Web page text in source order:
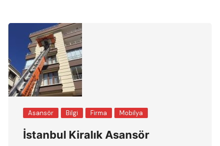
Asansör Bilgi Firma Mobilya
İstanbul Kiralık Asansör